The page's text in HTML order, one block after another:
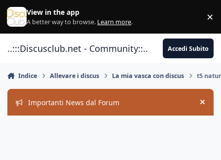
Vai al contenuto
View in the app
A better way to browse. Learn more. ×
..:::Discusclub.net - Community::.. Accedi Subito
Indice Allevare i discus La mia vasca con discus t5
Importanti News dal Forum Hide